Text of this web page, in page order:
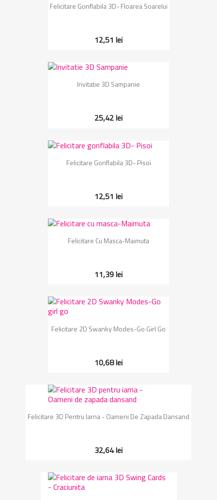
Felicitare Gonflabila 3D- Floarea Soarelui
12,51 lei
Invitatie 3D Sampanie
25,42 lei
Felicitare Gonflabila 3D- Pisoi
12,51 lei
Felicitare Cu Masca-Maimuta
11,39 lei
Felicitare 2D Swanky Modes-Go Girl Go
10,68 lei
Felicitare 3D Pentru Iarna - Oameni De Zapada Dansand
32,64 lei